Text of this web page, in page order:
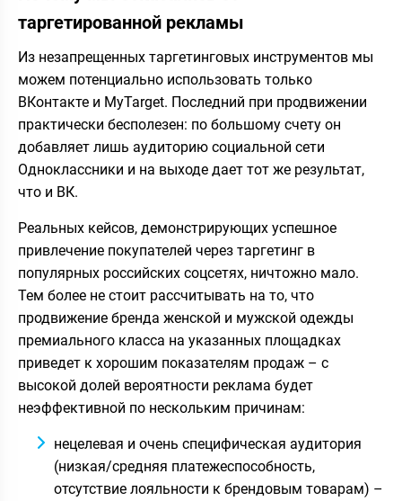
таргетированной рекламы
Из незапрещенных таргетинговых инструментов мы
можем потенциально использовать только
ВКонтакте и MyTarget. Последний при продвижении
практически бесполезен: по большому счету он
добавляет лишь аудиторию социальной сети
Одноклассники и на выходе дает тот же результат,
что и ВК.
Реальных кейсов, демонстрирующих успешное
привлечение покупателей через таргетинг в
популярных российских соцсетях, ничтожно мало.
Тем более не стоит рассчитывать на то, что
продвижение бренда женской и мужской одежды
премиального класса на указанных площадках
приведет к хорошим показателям продаж – с
высокой долей вероятности реклама будет
неэффективной по нескольким причинам:
нецелевая и очень специфическая аудитория
(низкая/средняя платежеспособность,
отсутствие лояльности к брендовым товарам) –